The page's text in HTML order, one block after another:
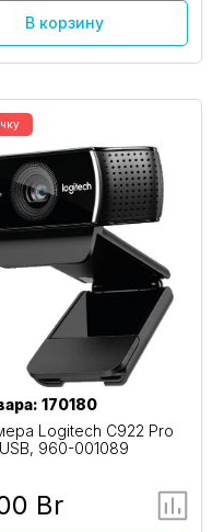
В корзину
170180
Logitech C922 Pro
960-001089
Br